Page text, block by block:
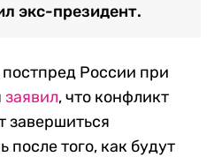
экс-президент.
России при
заявил, что конфликт
завершиться
после того, как будут